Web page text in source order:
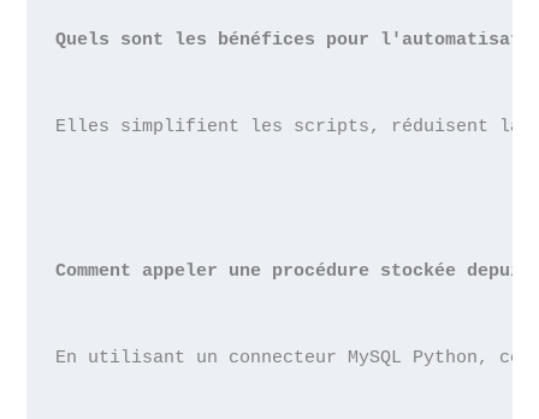
Quels sont les bénéfices pour
Elles simplifient les scripts, réduisent la
Comment appeler une procédure stockée
En utilisant un connecteur MySQL Python,